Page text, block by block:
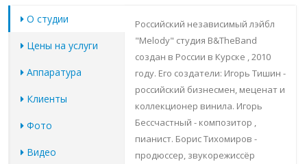
О студии
Цены на услуги
Аппаратура
Клиенты
Фото
Видео
Российский независимый лэйбл
"Melody" студия B&TheBand
создан в России в Курске , 2010
году. Его создатели: Игорь Тишин -
российский бизнесмен, меценат и
коллекционер винила. Игорь
Бессчастный - композитор ,
пианист. Борис Тихомиров -
продюссер, звукорежиссёр